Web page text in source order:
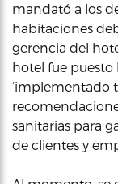
mandató a los
habitaciones
gerencia del
hotel fue puesto
‘implementado
sanitarias para
de clientes y